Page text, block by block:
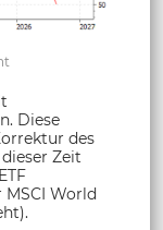
Diese
des
Zeit
MSCI World